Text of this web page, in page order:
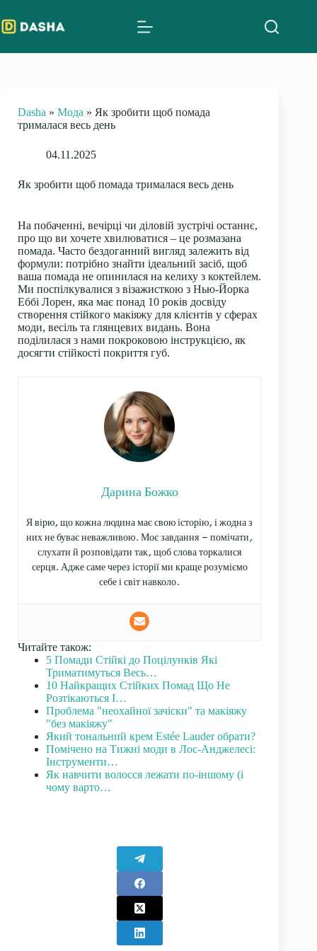
to
content
Dasha » Мода » Як зробити щоб помада
трималася весь день
04.11.2025
Як зробити щоб помада трималася весь день
На побаченні, вечірці чи діловій зустрічі останнє,
про що ви хочете хвилюватися – це розмазана
помада. Часто бездоганний вигляд залежить від
формули: потрібно знайти ідеальний засіб, щоб
ваша помада не опинилася на келиху з коктейлем.
Ми поспілкувалися з візажисткою з Нью-Йорка
Еббі Лорен, яка має понад 10 років досвіду
створення стійкого макіяжу для клієнтів у сферах
моди, весіль та глянцевих видань. Вона
поділилася з нами покроковою інструкцією, як
досягти стійкості покриття губ.
Дарина Божко
Я вірю, що кожна людина має свою історію, і жодна з
них не буває неважливою. Моє завдання — помічати,
слухати й розповідати так, щоб слова торкалися
серця. Адже саме через історії ми краще розуміємо
себе і світ навколо.
Читайте також:
5 Помади Стійкі до Поцілунків Які
Триматимуться Весь…
10 Найкращих Стійких Помад Що Не
Розтікаються І…
Проблема "неохайної зачіски" та макіяжу
"без макіяжу"
Який тональний крем Estée Lauder обрати?
Помічено на Тижні моди в Лос-Анджелесі:
Інструменти…
Як навчити волосся лежати по-іншому (і
чому варто…